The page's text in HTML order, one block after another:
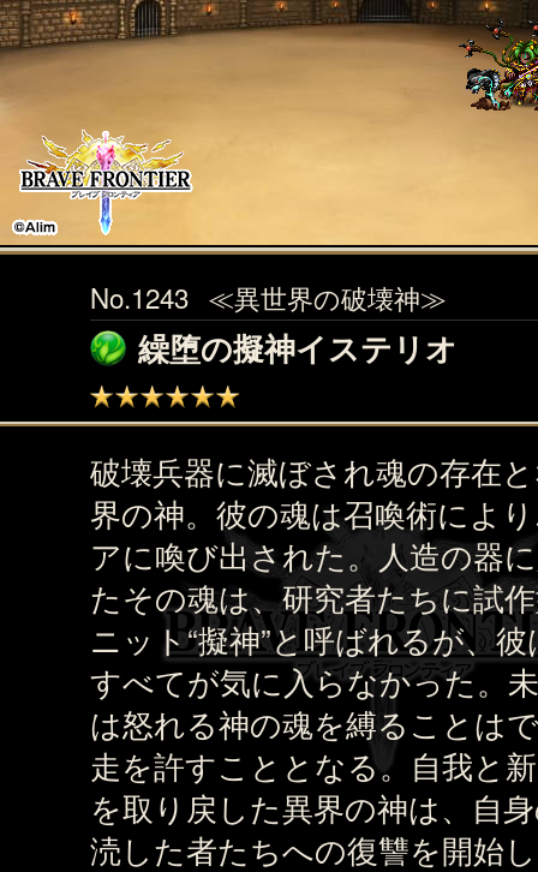
No.1243 ≪異世界の破壊神≫
繰堕の擬神イステリオ
破壊兵器に滅ぼされ魂の存在
界の神。彼の魂は召喚術によ
アに喚び出された。人造の器
たその魂は、研究者たちに試
ニット“擬神”と呼ばれるが、
すべてが気に入らなかった。
は怒れる神の魂を縛ることは
走を許すこととなる。自我と
を取り戻した異界の神は、自
涜した者たちへの復讐を開始